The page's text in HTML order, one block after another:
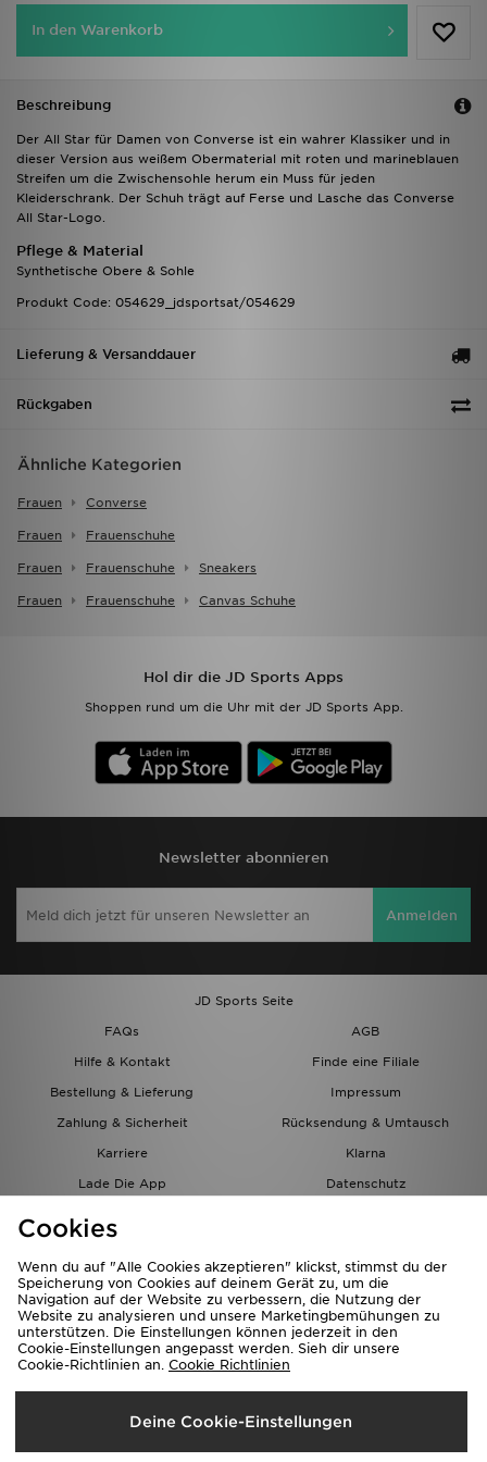
In den Warenkorb
Beschreibung
Der All Star für Damen von Converse ist ein wahrer Klassiker und in
dieser Version aus weißem Obermaterial mit roten und marineblauen
Streifen um die Zwischensohle herum ein Muss für jeden
Kleiderschrank. Der Schuh trägt auf Ferse und Lasche das Converse
All Star-Logo.
Pflege & Material
Synthetische Obere & Sohle
Produkt Code: 054629_jdsportsat/054629
Lieferung & Versanddauer
Rückgaben
Ähnliche Kategorien
Frauen Converse
Frauen Frauenschuhe
Frauen Frauenschuhe Sneakers
Frauen Frauenschuhe Canvas Schuhe
Hol dir die JD Sports Apps
Shoppen rund um die Uhr mit der JD Sports App.
Newsletter abonnieren
Anmelden
JD Sports Seite
FAQs
AGB
Hilfe & Kontakt
Finde eine Filiale
Bestellung & Lieferung
Impressum
Zahlung & Sicherheit
Rücksendung & Umtausch
Karriere
Klarna
Lade Die App
Datenschutz
Lieferung Nach
Österreich
Cookies
Wenn du auf "Alle Cookies akzeptieren" klickst, stimmst du der
Speicherung von Cookies auf deinem Gerät zu, um die
Navigation auf der Website zu verbessern, die Nutzung der
Website zu analysieren und unsere Marketingbemühungen zu
unterstützen. Die Einstellungen können jederzeit in den
Cookie-Einstellungen angepasst werden. Sieh dir unsere
Cookie-Richtlinien an. Cookie Richtlinien
Deine Cookie-Einstellungen